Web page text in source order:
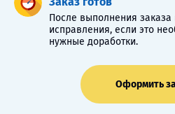
После выполнения
исправления, если это
нужные доработки.
Оформить